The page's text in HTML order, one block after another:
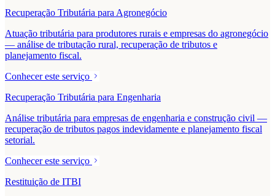
Recuperação Tributária para Agronegócio
Atuação tributária para produtores rurais e empresas do agronegócio
— análise de tributação rural, recuperação de tributos e
planejamento fiscal.
Conhecer este serviço
Recuperação Tributária para Engenharia
Análise tributária para empresas de engenharia e construção civil —
recuperação de tributos pagos indevidamente e planejamento fiscal
setorial.
Conhecer este serviço
Restituição de ITBI